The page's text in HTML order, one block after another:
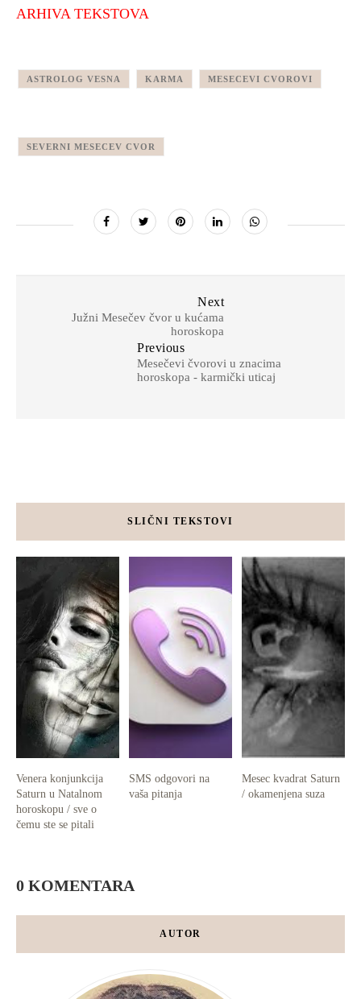
ARHIVA TEKSTOVA
ASTROLOG VESNA KARMA MESECEVI CVOROVI
SEVERNI MESECEV CVOR
Next
Južni Mesečev čvor u kućama
horoskopa
Previous
Mesečevi čvorovi u znacima
horoskopa - karmički uticaj
SLIČNI TEKSTOVI
Venera konjunkcija
Saturn u Natalnom
horoskopu / sve o
čemu ste se pitali
SMS odgovori na
vaša pitanja
Mesec kvadrat Saturn
/ okamenjena suza
0 KOMENTARA
AUTOR